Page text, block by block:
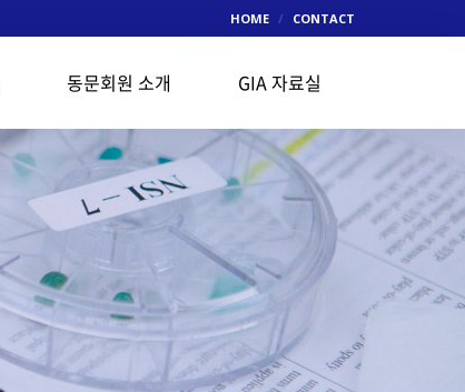
HOME CONTACT
동문회원 소개 GIA 자료실